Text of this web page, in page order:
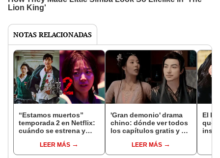
NOTAS RELACIONADAS
“Estamos muertos”
temporada 2 en Netflix:
cuándo se estrena y
temporadaLEER MÁS
'Gran demonio' drama
chino: dónde ver todos
los capítulos gratis y en
LEER MÁS
El k-
que